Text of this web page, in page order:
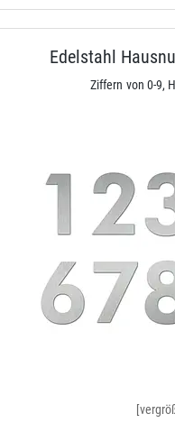
Edelstahl
Ziffern von 0-9,